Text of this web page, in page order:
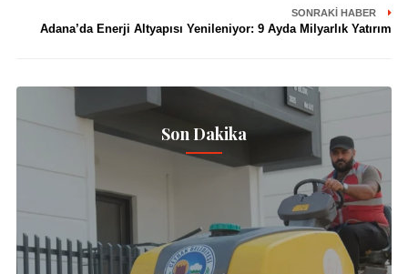
SONRAKI HABER
Adana’da Enerji Altyapısı Yenileniyor: 9 Ayda Milyarlık Yatırım
Son Dakika